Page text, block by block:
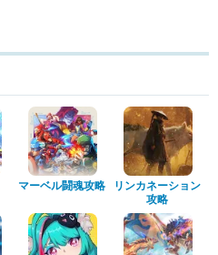
マーベル闘魂攻略 リンカネーション
攻略